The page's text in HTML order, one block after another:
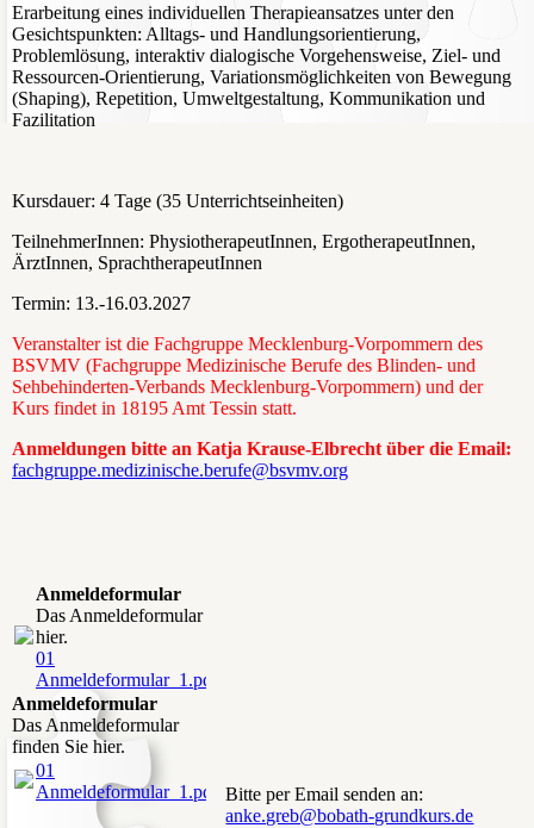
Erarbeitung eines individuellen Therapieansatzes unter den
Gesichtspunkten: Alltags- und Handlungsorientierung,
Problemlösung, interaktiv dialogische Vorgehensweise, Ziel- und
Ressourcen-Orientierung, Variationsmöglichkeiten von Bewegung
(Shaping), Repetition, Umweltgestaltung, Kommunikation und
Fazilitation
Kursdauer: 4 Tage (35 Unterrichtseinheiten)
TeilnehmerInnen: PhysiotherapeutInnen, ErgotherapeutInnen,
ÄrztInnen, SprachtherapeutInnen
Termin: 13.-16.03.2027
Veranstalter ist die Fachgruppe Mecklenburg-Vorpommern des
BSVMV (Fachgruppe Medizinische Berufe des Blinden- und
Sehbehinderten-Verbands Mecklenburg-Vorpommern) und der
Kurs findet in 18195 Amt Tessin statt.
Anmeldungen bitte an Katja Krause-Elbrecht über die Email:
fachgruppe.medizinische.berufe@bsvmv.org
Anmeldeformular
Das Anmeldeformular finden Sie
hier.
01
Anmeldeformular_1.pdf
Anmeldeformular
Das Anmeldeformular
finden Sie hier.
01
Anmeldeformular_1.pdf
(95.56KB)
Bitte per Email senden an:
anke.greb@bobath-grundkurs.de